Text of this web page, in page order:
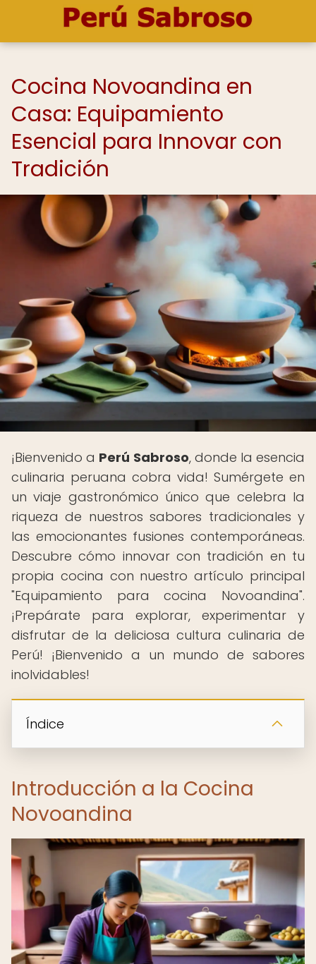
Cocina Novoandina en
Casa: Equipamiento
Esencial para Innovar con
Tradición
¡Bienvenido a Perú Sabroso, donde la esencia
culinaria peruana cobra vida! Sumérgete en
un viaje gastronómico único que celebra la
riqueza de nuestros sabores tradicionales y
las emocionantes fusiones contemporáneas.
Descubre cómo innovar con tradición en tu
propia cocina con nuestro artículo principal
"Equipamiento para cocina Novoandina".
¡Prepárate para explorar, experimentar y
disfrutar de la deliciosa cultura culinaria de
Perú! ¡Bienvenido a un mundo de sabores
inolvidables!
Índice
Introducción a la Cocina
Novoandina